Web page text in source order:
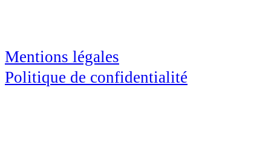
Mentions légales
Politique de confidentialité